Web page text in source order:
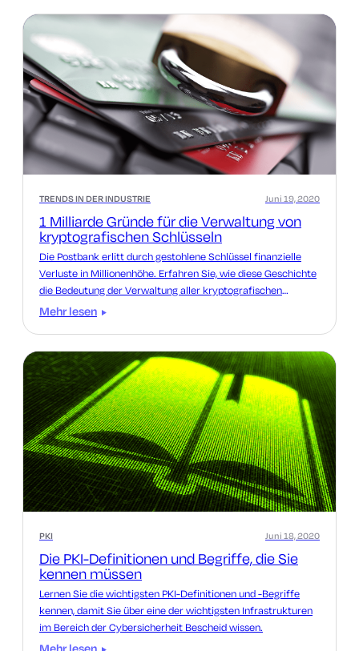
TRENDS IN DER INDUSTRIE
1 Milliarde Gründe für die Verwaltung von
kryptografischen Schlüsseln
Juni 19, 2020
Die Postbank erlitt durch gestohlene Schlüssel finanzielle
Verluste in Millionenhöhe. Erfahren Sie, wie diese Geschichte
die Bedeutung der Verwaltung aller kryptografischen
Schlüssel verdeutlicht.
Mehr lesen
PKI
Die PKI-Definitionen und Begriffe, die Sie
kennen müssen
Juni 18, 2020
Lernen Sie die wichtigsten PKI-Definitionen und -Begriffe
kennen, damit Sie über eine der wichtigsten Infrastrukturen
im Bereich der Cybersicherheit Bescheid wissen.
Mehr lesen